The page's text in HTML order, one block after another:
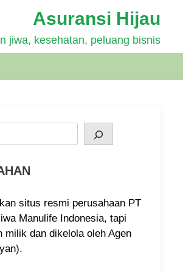
Asuransi Hijau
jiwa, kesehatan, peluang bisnis
situs resmi perusahaan PT
Manulife Indonesia, tapi
milik dan dikelola oleh Agen